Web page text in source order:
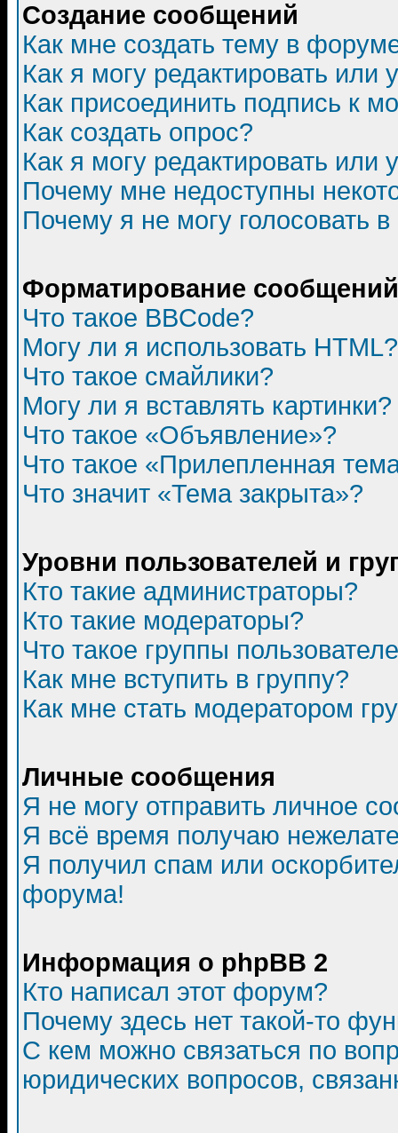
Создание сообщений
Как мне создать тему в
Как я могу редактировать или
Как присоединить подпись к
Как создать опрос?
Как я могу редактировать или
Почему мне недоступны
Почему я не могу голосовать
Форматирование
Что такое BBCode?
Могу ли я использовать HTML?
Что такое смайлики?
Могу ли я вставлять картинки?
Что такое «Объявление»?
Что такое «Прилепленная
Что значит «Тема закрыта»?
Уровни пользователей и
Кто такие администраторы?
Кто такие модераторы?
Что такое группы
Как мне вступить в группу?
Как мне стать модератором
Личные сообщения
Я не могу отправить личное
Я всё время получаю
Я получил спам или
форума!
Информация о phpBB 2
Кто написал этот форум?
Почему здесь нет такой-то
С кем можно связаться по
юридических вопросов,